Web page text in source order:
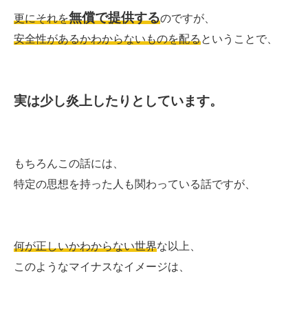
更にそれを無償で提供するのですが、
安全性があるかわからないものを配るということで、
実は少し炎上したりとしています。
もちろんこの話には、
特定の思想を持った人も関わっている話ですが、
何が正しいかわからない世界な以上、
このようなマイナスなイメージは、